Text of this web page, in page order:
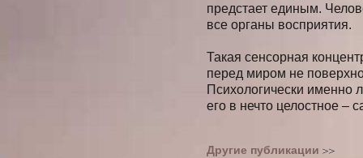
предстает единым.
все органы восприятия.
Такая сенсорная
перед миром не
Психологически именно
его в нечто целостное –
Другие публикации